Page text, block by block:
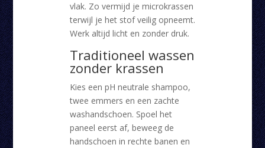
vlak. Zo vermijd je microkrassen
terwijl je het stof veilig opneemt.
Werk altijd licht en zonder druk.
Traditioneel wassen
zonder krassen
Kies een pH neutrale shampoo,
twee emmers en een zachte
washandschoen. Spoel het
paneel eerst af, beweeg de
handschoen in rechte banen en